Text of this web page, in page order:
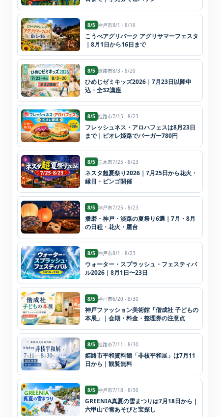
8/5 神戸市8/1 - 8/16
こうべアグリパーク アグリサマーフェスタ
｜8月1日から16日まで
8/5 姫路市8/3 - 8/20
ひめじゼミキッズ2026｜7月23日以降申
込・全32講座
8/5 姫路市7/15 - 8/23
フレッシュネス・アロハフェスは8月23日
まで｜ピオレ姫路でバーガー780円
8/5 三木市7/25 - 8/23
ネスタ超夏祭り2026｜7月25日から花火・
縁日・ビンゴ開催
8/5 神戸市7/25 - 8/23
播磨・神戸・淡路の夏祭り6選｜7月・8月
の日程・花火・屋台
8/5 神戸市8/1 - 8/23
ウォーター・スプラッシュ・フェスティバ
ル2026｜8月1日〜23日
8/5 神戸市6/20 - 8/30
神戸ファッション美術館「偕成社 子どもの
本展」｜会期・料金・整理券の注意点
8/5 姫路市7/11 - 8/30
姫路市平和資料館「非核平和展」は7月11
日から｜観覧無料
8/5 神戸市7/18 - 8/30
GREENIA真夏の雪まつりは7月18日から｜
六甲山で雪あそびと宝探し